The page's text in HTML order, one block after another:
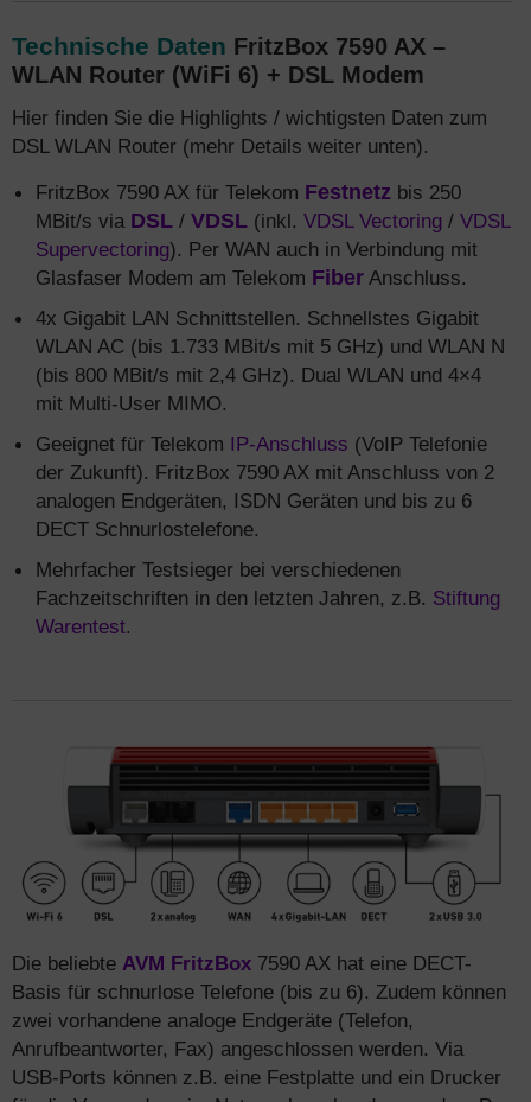
Technische Daten FritzBox 7590 AX –
WLAN Router (WiFi 6) + DSL Modem
Hier finden Sie die Highlights / wichtigsten Daten zum
DSL WLAN Router (mehr Details weiter unten).
FritzBox 7590 AX für Telekom Festnetz bis 250
MBit/s via DSL / VDSL (inkl. VDSL Vectoring / VDSL
Supervectoring). Per WAN auch in Verbindung mit
Glasfaser Modem am Telekom Fiber Anschluss.
4x Gigabit LAN Schnittstellen. Schnellstes Gigabit
WLAN AC (bis 1.733 MBit/s mit 5 GHz) und WLAN N
(bis 800 MBit/s mit 2,4 GHz). Dual WLAN und 4×4
mit Multi-User MIMO.
Geeignet für Telekom IP-Anschluss (VoIP Telefonie
der Zukunft). FritzBox 7590 AX mit Anschluss von 2
analogen Endgeräten, ISDN Geräten und bis zu 6
DECT Schnurlostelefone.
Mehrfacher Testsieger bei verschiedenen
Fachzeitschriften in den letzten Jahren, z.B. Stiftung
Warentest.
Die beliebte AVM FritzBox 7590 AX hat eine DECT-
Basis für schnurlose Telefone (bis zu 6). Zudem können
zwei vorhandene analoge Endgeräte (Telefon,
Anrufbeantworter, Fax) angeschlossen werden. Via
USB-Ports können z.B. eine Festplatte und ein Drucker